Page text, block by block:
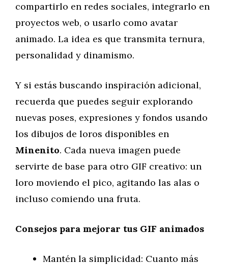
compartirlo en redes sociales, integrarlo en
proyectos web, o usarlo como avatar
animado. La idea es que transmita ternura,
personalidad y dinamismo.
Y si estás buscando inspiración adicional,
recuerda que puedes seguir explorando
nuevas poses, expresiones y fondos usando
los dibujos de loros disponibles en
Minenito. Cada nueva imagen puede
servirte de base para otro GIF creativo: un
loro moviendo el pico, agitando las alas o
incluso comiendo una fruta.
Consejos para mejorar tus GIF animados
Mantén la simplicidad: Cuanto más